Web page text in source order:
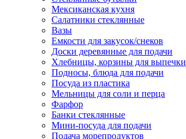
Мексиканская кухня
Салатники стеклянные
Вазы
Емкости для закусок/снеков
Доски деревянные для подачи
Хлебницы, корзины для выпечки
Подносы, блюда для подачи
Посуда из пластика
Мельницы для соли и перца
Фарфор
Банки стеклянные
Мини-посуда для подачи
Подача морепродуктов